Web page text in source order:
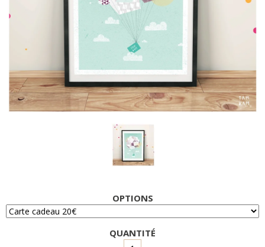
OPTIONS
QUANTITÉ